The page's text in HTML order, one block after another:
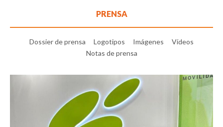
PRENSA
Dossier de prensa Logotipos Imágenes
Vídeos
Notas de prensa